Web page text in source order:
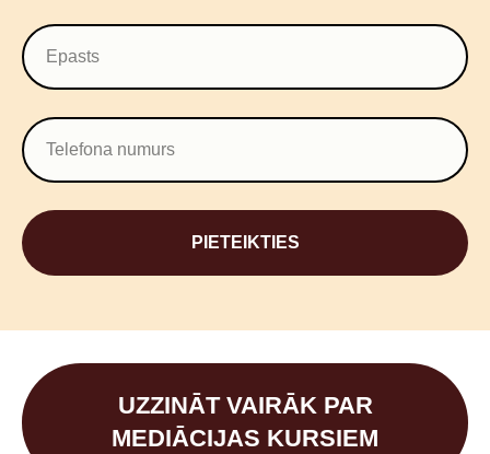
PIETEIKTIES
UZZINĀT VAIRĀK PAR
MEDIĀCIJAS KURSIEM